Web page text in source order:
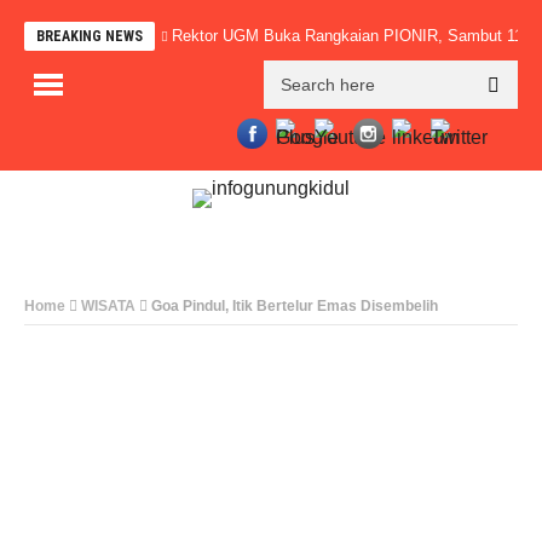
BREAKING NEWS Rektor UGM Buka Rangkaian PIONIR, Sambut
Home WISATA Goa Pindul, Itik Bertelur Emas Disembelih